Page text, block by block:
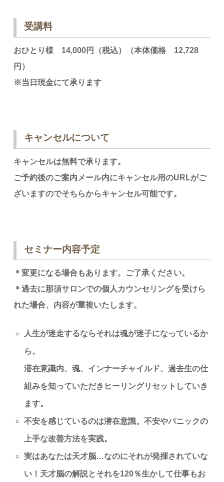
受講料
おひとり様 14,000円（税込）
（本体価格 12,728
円）
※当日現金にて承ります
キャンセルについて
キャンセルは無料で承ります。
ご予約後のご案内メール内にキャンセル用のURLがご
ざいますのでそちらからキャンセル可能です。
セミナー内容予定
＊変更になる場合もあります。ご了承ください。
＊過去に那須サロンでの個人カウンセリングを受けら
れた場合、内容が重複いたします。
人生が迷走するならそれは魂が迷子になっているか
ら。
潜在意識内、魂、インナーチャイルド、過去生の仕
組みを知っていただきヒーリングリセットしていき
ます。
不安を感じているのは潜在意識。不安やパニックの
上手な改善方法を実践。
実はあなたは天才脳…なのにそれが発揮されていな
い！天才脳の解説とそれを120％生かして仕事もお